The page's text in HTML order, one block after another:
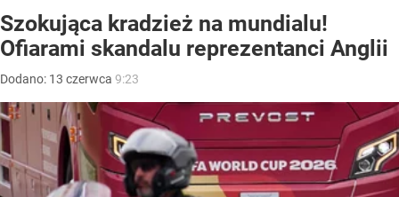
Szokująca kradzież na mundialu!
Ofiarami skandalu reprezentanci Anglii
Dodano: 13 czerwca 9:23